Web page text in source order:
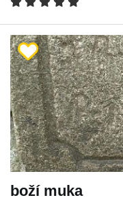
boží muka